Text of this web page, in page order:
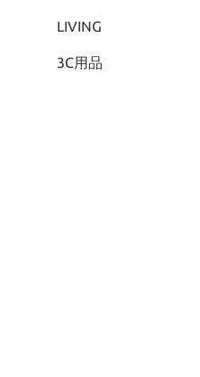
LIVING
3C用品